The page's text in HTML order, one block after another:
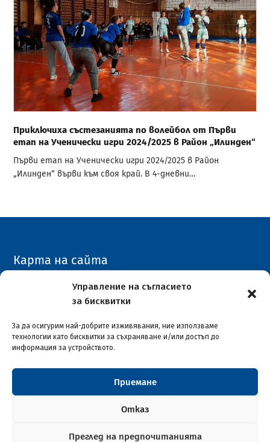
Управление на съгласието
за бисквитки
За да осигурим най-добрите изживявания, ние използваме
технологии като бисквитки за съхраняване и/или достъп до
информация за устройството.
Приемане
Отказ
Преглед на предпочитанията
Приключиха състезанията по волейбол от Първи
етап на Ученически игри 2024/2025 в Район „Илинден“
Първи етап на Ученически игри 2024/2025 в Район
„Илинден“ върви към своя край. В 4-дневни…
Карта на сайта
Архивен сайт
Столична община район "Илинден"© 2026
Софтуерна разработка и поддръжка от ASAP